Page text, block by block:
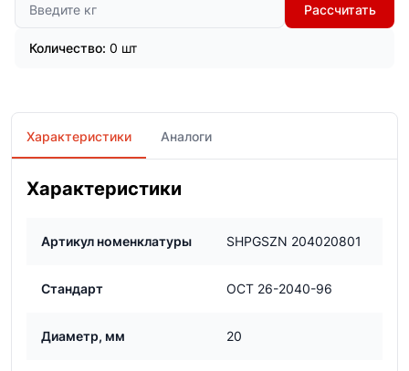
Рассчитать
Количество: 0 шт
Характеристики Аналоги
Характеристики
Артикул номенклатуры SHPGSZN 204020801
Стандарт ОСТ 26-2040-96
Диаметр, мм 20